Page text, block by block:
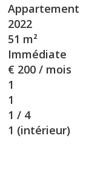
Appartement
2022
51 m²
Immédiate
€ 200 / mois
1
1
1 / 4
1 (intérieur)